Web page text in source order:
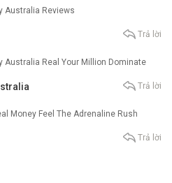
Australia Reviews
Australia Real Your Million Dominate
Trả lời
Money Feel The Adrenaline Rush
Trả lời
Trả lời